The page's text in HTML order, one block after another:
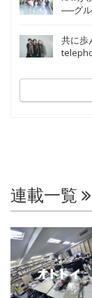
──グ
共に歩
連載一覧